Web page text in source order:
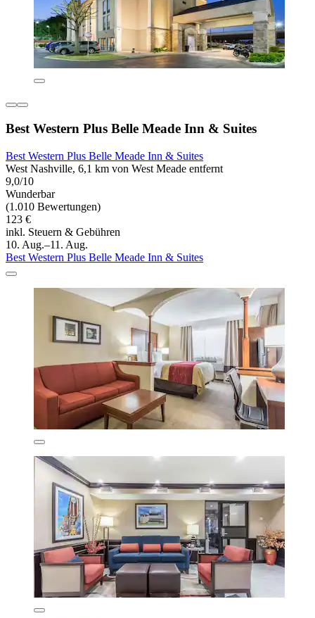
Best Western Plus Belle Meade Inn & Suites
Best Western Plus Belle Meade Inn & Suites
West Nashville, 6,1 km von West Meade entfernt
9,0/10
Wunderbar
(1.010 Bewertungen)
123 €
inkl. Steuern & Gebühren
10. Aug.–11. Aug.
Best Western Plus Belle Meade Inn & Suites